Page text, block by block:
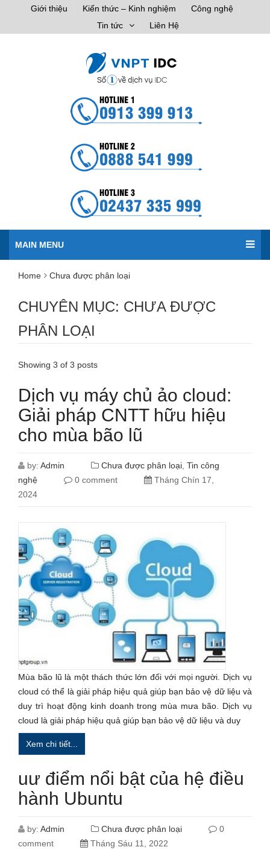
Giới thiệu Kiến thức – Kinh nghiệm
Công nghệ
Tin tức
Liên Hệ
MAIN MENU
Home Chưa được phân loại
CHUYÊN MỤC: CHƯA ĐƯỢC
PHÂN LOẠI
Showing 3 of 3 posts
Dịch vụ máy chủ ảo cloud:
Giải pháp CNTT hữu hiệu
cho mùa bão lũ
by: Admin Chưa được phân loại Tin công
nghệ
0 comment
Tháng Chín 17,
2024
Mùa bão lũ là một thách thức lớn đối với mọi người. Dịch vụ
cloud có thể là giải pháp hiệu quả giúp bạn bảo vệ dữ liệu và
duy trì hoạt động kinh doanh trong mùa mưa bão. Dịch vụ
cloud là giải pháp hiệu quả giúp bạn bảo vệ dữ liệu và duy
Xem chi tiết...
uư điểm nổi bật của hệ điều
hành Ubuntu
by: Admin Chưa được phân loại
0
comment
Tháng Sáu 11, 2022